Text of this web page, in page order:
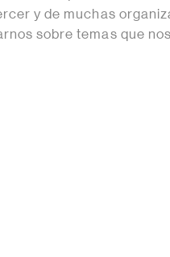
y de muchas
sobre temas que